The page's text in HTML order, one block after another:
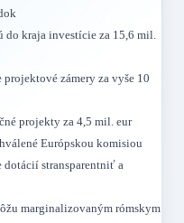
do kraja investície za 15,6 mil.
zámery za vyše 10
projekty za 4,5 mil. eur
Európskou komisiou
dotácií stransparentniť a
marginalizovaným rómskym